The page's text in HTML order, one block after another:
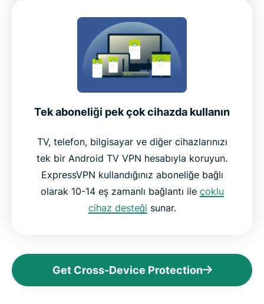
Tek aboneliği pek çok cihazda kullanın
TV, telefon, bilgisayar ve diğer cihazlarınızı
tek bir Android TV VPN hesabıyla koruyun.
ExpressVPN kullandığınız aboneliğe bağlı
olarak 10-14 eş zamanlı bağlantı ile çoklu
cihaz desteği sunar.
Get Cross-Device Protection